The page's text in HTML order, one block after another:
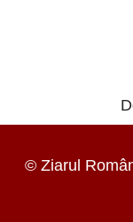
© Ziarul